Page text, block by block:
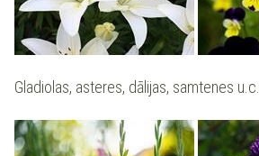
Gladiolas, asteres, dālijas, samtenes u.c.